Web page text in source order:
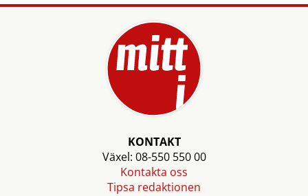
KONTAKT
Växel: 08-550 550 00
Kontakta oss
Tipsa redaktionen